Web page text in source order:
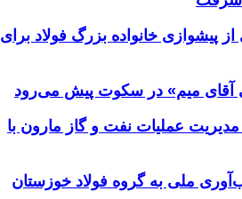
خانواده بزرگ فولاد برای
میم» در سکوت پیش می‌رود
عملیات نفت و گاز مارون با
ملی به گروه فولاد خوزستان